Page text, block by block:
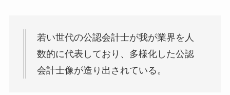
若い世代の公認会計士が我が業界を人
数的に代表しており、多様化した公認
会計士像が造り出されている。